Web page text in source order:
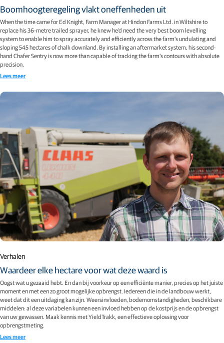
Boomhoogteregeling vlakt oneffenheden uit
When the time came for Ed Knight, Farm Manager at Hindon Farms Ltd. in Wiltshire to
replace his 36-metre trailed sprayer, he knew he’d need the very best boom levelling
system to enable him to spray accurately and efficiently across the farm’s undulating and
sloping 545 hectares of chalk downland. By installing an aftermarket system, his second-
hand Chafer Sentry is now more than capable of tracking the farm’s contours with absolute
precision.
Lees meer
Verhalen
Waardeer elke hectare voor wat deze waard is
Oogst wat u gezaaid hebt. En dan bij voorkeur op een efficiënte manier, precies op het juiste
moment en met een zo groot mogelijke opbrengst. Iedereen die in de landbouw werkt,
weet dat dit een uitdaging kan zijn. Weersinvloeden, bodemomstandigheden, beschikbare
middelen: al deze variabelen kunnen een invloed hebben op de kostprijs en de opbrengst
van uw gewassen. Maak kennis met YieldTrakk, een effectieve oplossing voor
opbrengstmeting.
Lees meer